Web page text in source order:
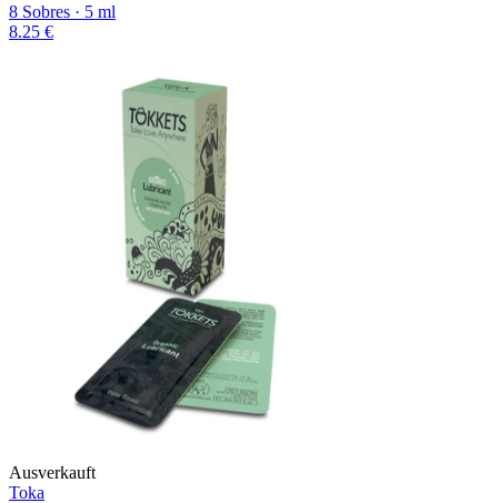
8 Sobres · 5 ml
8.25 €
Ausverkauft
Toka